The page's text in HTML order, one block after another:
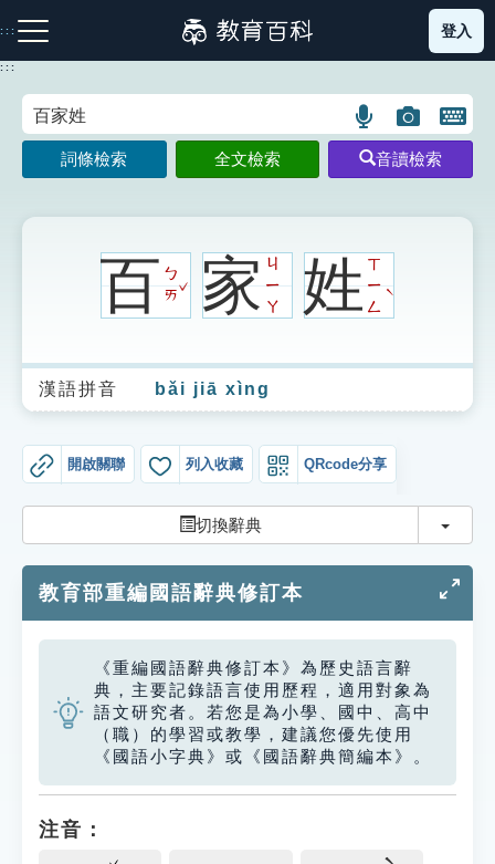
到
主
:::
注音索引圖示 筆畫索引圖示 部首索引表圖示
生字詞彙表
成語故事
索引選單
單字索引
生命大百科索引
遊戲專區
教學應用
貓頭鷹博士
登入
:::
語
言
搜
示
圖
片
搜
開
鍵
圖
詞條檢索 全文檢索 音讀檢索
百ㄅ
ㄞ
ˇ家ㄐ
ㄧ
ㄚ
姓ㄒ
ㄧ
ㄥ
ˋ
漢語拼音 bǎi jiā xìng
開啟關聯 列入收藏 QRcode分享
切換辭典 切換
教育部重編國語辭典修訂本
《重編國語辭典修訂本》為歷史語言辭
典，主要記錄語言使用歷程，適用對象為
語文研究者。若您是為小學、國中、高中
（職）的學習或教學，建議您優先使用
《國語小字典》或《國語辭典簡編本》。
注音：